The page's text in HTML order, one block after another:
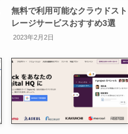
無料で利用可能なクラウドスト
レージサービスおすすめ3選
2023年2月2日